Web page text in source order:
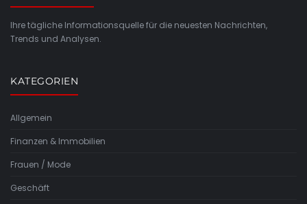
Ihre tägliche Informationsquelle für die neuesten Nachrichten,
Trends und Analysen.
KATEGORIEN
Allgemein
Finanzen & Immobilien
Frauen / Mode
Geschäft